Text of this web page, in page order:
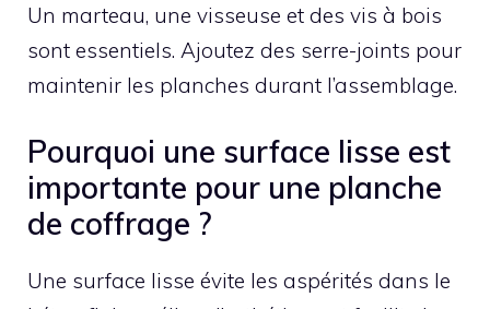
Un marteau, une visseuse et des vis à bois
sont essentiels. Ajoutez des serre-joints pour
maintenir les planches durant l’assemblage.
Pourquoi une surface lisse est
importante pour une planche
de coffrage ?
Une surface lisse évite les aspérités dans le